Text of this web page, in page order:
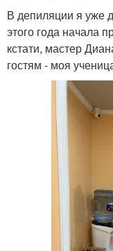
В депиляции я уже
этого года начала
кстати, мастер
гостям - моя